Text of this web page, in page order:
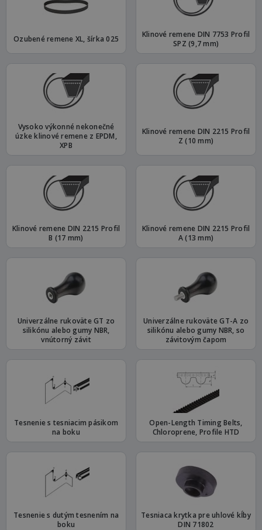
Ozubené remene XL, šírka 025
Klinové remene DIN 7753 Profil
SPZ (9,7 mm)
Vysoko výkonné nekonečné
úzke klinové remene z EPDM,
XPB
Klinové remene DIN 2215 Profil
Z (10 mm)
Klinové remene DIN 2215 Profil
B (17 mm)
Klinové remene DIN 2215 Profil
A (13 mm)
Univerzálne rukoväte GT zo
silikónu alebo gumy NBR,
vnútorný závit
Univerzálne rukoväte GT-A zo
silikónu alebo gumy NBR, so
závitovým čapom
Tesnenie s tesniacim pásikom
na boku
Open-Length Timing Belts,
Chloroprene, Profile HTD
Tesnenie s dutým tesnením na
boku
Tesniaca krytka pre uhlové kĺby
DIN 71802